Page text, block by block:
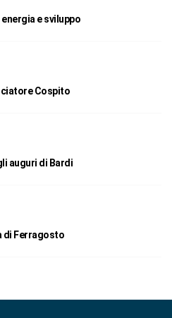
e sviluppo
Cospito
auguri di Bardi
di Ferragosto